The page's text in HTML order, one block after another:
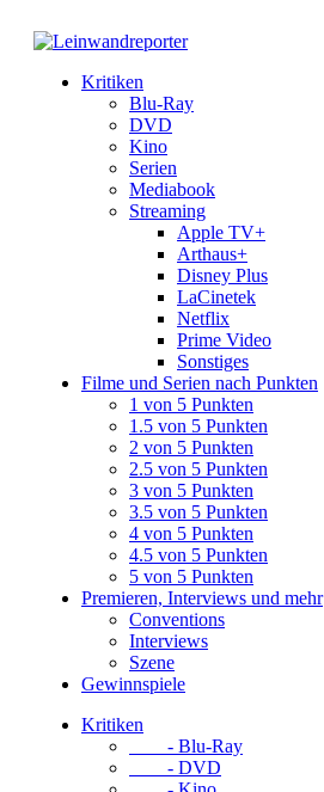
Kritiken
Blu-Ray
DVD
Kino
Serien
Mediabook
Streaming
Apple TV+
Arthaus+
Disney Plus
LaCinetek
Netflix
Prime Video
Sonstiges
Filme und Serien nach Punkten
1 von 5 Punkten
1.5 von 5 Punkten
2 von 5 Punkten
2.5 von 5 Punkten
3 von 5 Punkten
3.5 von 5 Punkten
4 von 5 Punkten
4.5 von 5 Punkten
5 von 5 Punkten
Premieren, Interviews und mehr
Conventions
Interviews
Szene
Gewinnspiele
Kritiken
- Blu-Ray
- DVD